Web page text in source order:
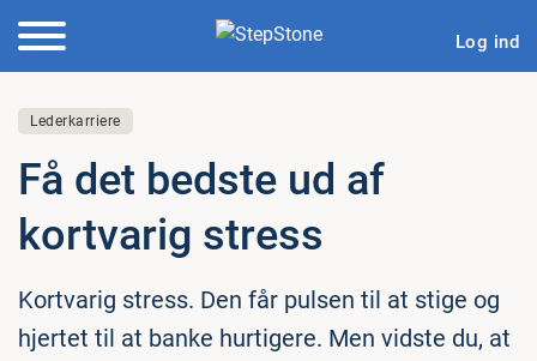
Log ind
Lederkarriere
Få det bedste ud af
kortvarig stress
Kortvarig stress. Den får pulsen til at stige og
hjertet til at banke hurtigere. Men vidste du, at